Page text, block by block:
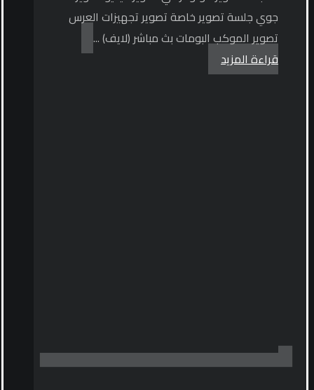
جوي جلسة تصوير خاصة تصوير تجهيزات العرس
تصوير الموكب البومات بث مباشر (لايف) ...
قراءة المزيد